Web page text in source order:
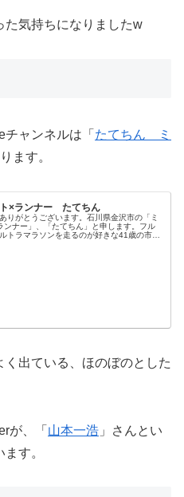
た気持ちになりましたw
ャンネルは「 たてちん ミ
ます。
ト×ランナー たてちん
りがとうございます。石川県金沢市の「ミ
ンナー」、「たてちん」と申します。フル
トラマラソンを走るのが好きな41歳の市民
出ている、ほのぼのとした
が、「 山本一浩 」さんとい
す。